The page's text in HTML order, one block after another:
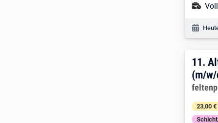
11.
11.
(m/
23,00